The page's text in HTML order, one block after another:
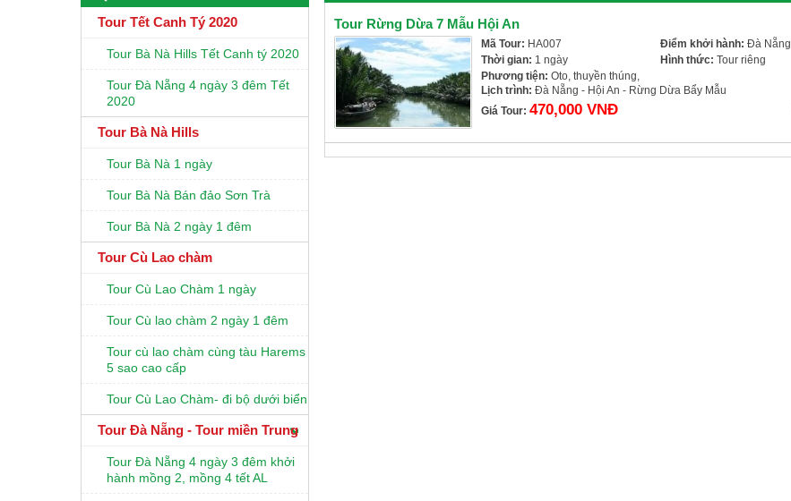
Tour Tết Canh Tý 2020
Tour Bà Nà Hills Tết Canh tý 2020
Tour Đà Nẵng 4 ngày 3 đêm Tết
2020
Tour Bà Nà Hills
Tour Bà Nà 1 ngày
Tour Bà Nà Bán đảo Sơn Trà
Tour Bà Nà 2 ngày 1 đêm
Tour Cù Lao chàm
Tour Cù Lao Chàm 1 ngày
Tour Cù lao chàm 2 ngày 1 đêm
Tour cù lao chàm cùng tàu Harems
5 sao cao cấp
Tour Cù Lao Chàm- đi bộ dưới biển
Tour Đà Nẵng - Tour miền Trung
Tour Đà Nẵng 4 ngày 3 đêm khởi
hành mồng 2, mồng 4 tết AL
Tour Rừng Dừa 7 Mẫu Hội An
Mã Tour: HA007
Thời gian: 1 ngày
Phương tiện: Oto, thuyền thúng,
Điểm khởi hành: Đà Nẵng
Hình thức: Tour riêng
Lịch trình: Đà Nẵng - Hội An - Rừng Dừa Bẩy Mẫu
Giá Tour: 470,000 VNĐ